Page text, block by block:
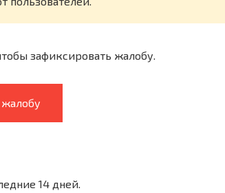
зафиксировать жалобу.
жалобу
14 дней.